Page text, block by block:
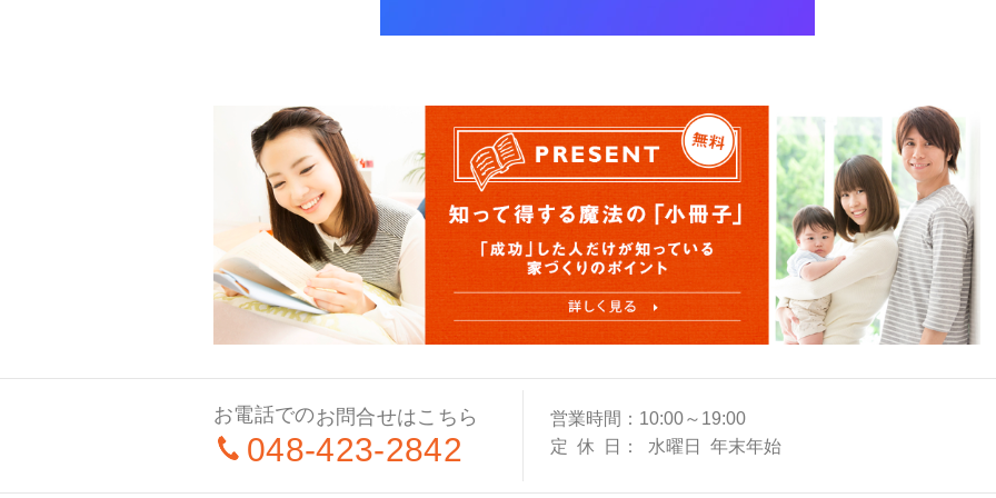
お電話での お問合せはこちら
048-423-2842
営業時間
10:00～19:00
定休日
水曜日 年末年始